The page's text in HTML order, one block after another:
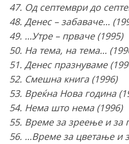
47. Од септември до
48. Денес – забаваче…
49. …Утре – прваче (1995)
50. На тема, на тема…
51. Денес празнуваме
52. Смешна книга (1996)
53. Вреќна Нова година
54. Нема што нема (1996)
55. Време за зреење и за
56. …Време за цветање и